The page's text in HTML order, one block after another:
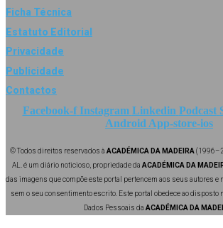
Ficha Técnica
Estatuto Editorial
Privacidade
Publicidade
Contactos
Facebook-f Instagram Linkedin Podcast
Android App-store-ios
© Todos direitos reservados à ACADÉMICA DA MADEIRA
AL. é um diário noticioso, propriedade da ACADÉMICA DA
das imagens que compõe este portal pertencem aos seus autores e
sem o seu consentimento escrito. Este portal obedece ao disposto
Dados Pessoais da ACADÉMICA DA